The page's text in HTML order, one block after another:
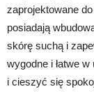
zaprojektowane
posiadają
skórę suchą i
wygodne i łatwe
i cieszyć się